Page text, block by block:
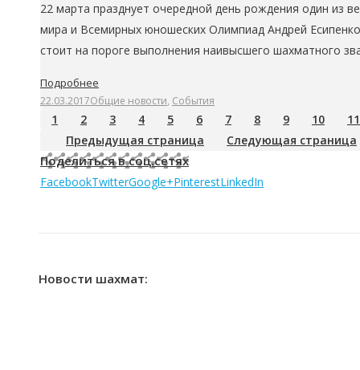
22 марта празднует очередной день рождения один из
мира и Всемирных юношеских Олимпиад Андрей
стоит на пороге выполнения наивысшего шахматного
Подробнее
22.03.2017Общие новости, События
1 2 3 4 5 6 7 8 9 10
11
Предыдущая страница
Следующая страница
Поделиться в соц.сетях
FacebookTwitterGoogle+PinterestLinkedIn
Новости шахмат: